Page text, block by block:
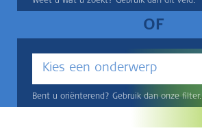
OF
Kies een onderwerp
Bent u oriënterend? Gebruik dan onze filter.